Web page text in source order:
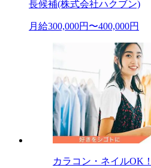
長候補(株式会社ハクブン)
月給300,000円〜400,000円
カラコン・ネイルOK